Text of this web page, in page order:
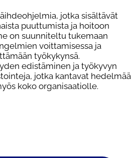
jotka sisältävät
puuttumista ja hoitoon
on suunniteltu tukemaan
voittamisessa ja
työkykynsä.
edistäminen ja työkyvyn
jotka kantavat hedelmää
koko organisaatiolle.